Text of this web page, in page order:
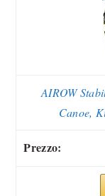
AIROW
Canoe,